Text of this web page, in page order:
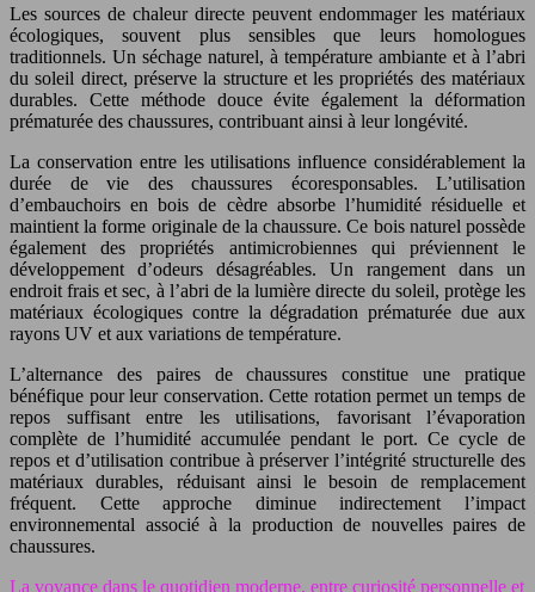
Les sources de chaleur directe peuvent endommager les matériaux
écologiques, souvent plus sensibles que leurs homologues
traditionnels. Un séchage naturel, à température ambiante et à l’abri
du soleil direct, préserve la structure et les propriétés des matériaux
durables. Cette méthode douce évite également la déformation
prématurée des chaussures, contribuant ainsi à leur longévité.
La conservation entre les utilisations influence considérablement la
durée de vie des chaussures écoresponsables. L’utilisation
d’embauchoirs en bois de cèdre absorbe l’humidité résiduelle et
maintient la forme originale de la chaussure. Ce bois naturel possède
également des propriétés antimicrobiennes qui préviennent le
développement d’odeurs désagréables. Un rangement dans un
endroit frais et sec, à l’abri de la lumière directe du soleil, protège les
matériaux écologiques contre la dégradation prématurée due aux
rayons UV et aux variations de température.
L’alternance des paires de chaussures constitue une pratique
bénéfique pour leur conservation. Cette rotation permet un temps de
repos suffisant entre les utilisations, favorisant l’évaporation
complète de l’humidité accumulée pendant le port. Ce cycle de
repos et d’utilisation contribue à préserver l’intégrité structurelle des
matériaux durables, réduisant ainsi le besoin de remplacement
fréquent. Cette approche diminue indirectement l’impact
environnemental associé à la production de nouvelles paires de
chaussures.
La voyance dans le quotidien moderne, entre curiosité personnelle et